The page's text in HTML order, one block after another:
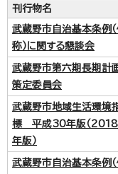
刊行物名
武蔵野市自治基本条例（
称）に関する懇談会
武蔵野市第六期長期計
策定委員会
武蔵野市地域生活環境
標 平成30年版（2018
年版）
武蔵野市自治基本条例（